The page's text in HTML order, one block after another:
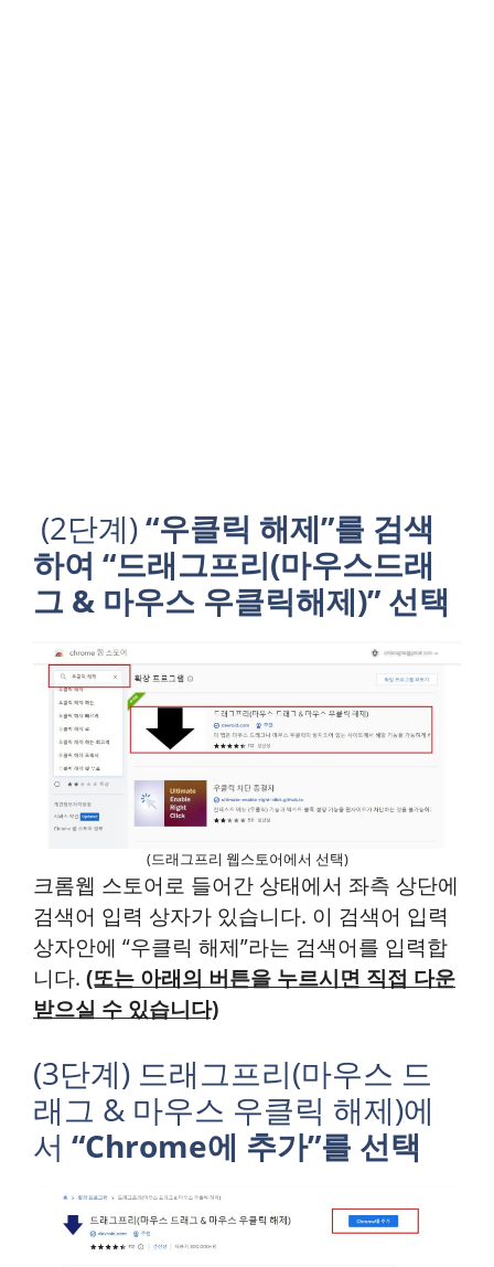
(2단계)“우클릭 해제”를 검색
하여 “드래그프리(마우스드래
그 & 마우스 우클릭해제)” 선택
(드래그프리 웹스토어에서 선택)
크롬웹 스토어로 들어간 상태에서 좌측 상단에
검색어 입력 상자가 있습니다. 이 검색어 입력
상자안에 “우클릭 해제”라는 검색어를 입력합
니다. (또는 아래의 버튼을 누르시면 직접 다운
받으실 수 있습니다)
(3단계) 드래그프리(마우스 드
래그 & 마우스 우클릭 해제)에
서 “Chrome에 추가”를 선택